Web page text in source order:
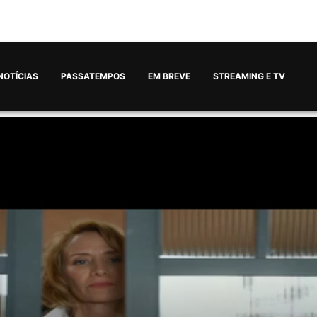
PASSATEMPOS EM BREVE STREAMING E TV